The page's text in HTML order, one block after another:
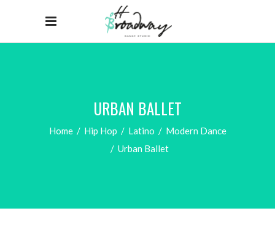
URBAN BALLET
Home/ Hip Hop / Latino / Modern Dance
/ Urban Ballet